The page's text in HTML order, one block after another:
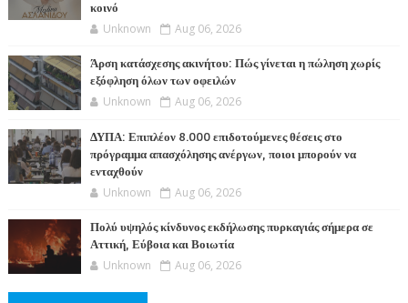
κοινό
Unknown Aug 06, 2026
Άρση κατάσχεσης ακινήτου: Πώς γίνεται η πώληση χωρίς
εξόφληση όλων των οφειλών
Unknown Aug 06, 2026
ΔΥΠΑ: Επιπλέον 8.000 επιδοτούμενες θέσεις στο
πρόγραμμα απασχόλησης ανέργων, ποιοι μπορούν να
ενταχθούν
Unknown Aug 06, 2026
Πολύ υψηλός κίνδυνος εκδήλωσης πυρκαγιάς σήμερα σε
Αττική, Εύβοια και Βοιωτία
Unknown Aug 06, 2026